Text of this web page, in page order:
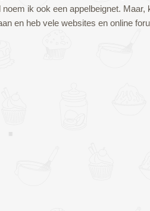
ik ook een appelbeignet. Maar,
en heb vele websites en online